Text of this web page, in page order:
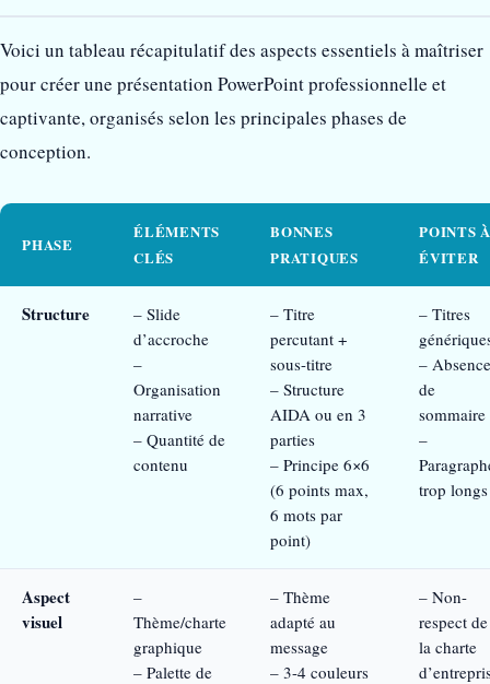
Voici un tableau récapitulatif des aspects essentiels à maîtriser
pour créer une présentation PowerPoint professionnelle et
captivante, organisés selon les principales phases de
conception.
PHASE
ÉLÉMENTS
CLÉS
BONNES
PRATIQUES
POINTS
ÉVITER
Structure
– Slide
d’accroche
–
Organisation
narrative
– Quantité de
contenu
– Titre
percutant +
sous-titre
– Structure
AIDA ou en 3
parties
– Principe 6×6
(6 points max,
6 mots par
point)
– Titres
– Absence
de
sommaire
–
trop longs
Aspect
visuel
–
Thème/charte
graphique
– Palette de
– Thème
adapté au
message
– 3-4 couleurs
– Non-
respect de
la charte